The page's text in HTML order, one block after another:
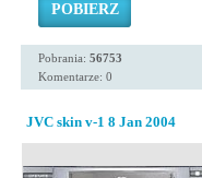
POBIERZ
Pobrania: 56753
Komentarze: 0
JVC skin v-1 8 Jan 2004